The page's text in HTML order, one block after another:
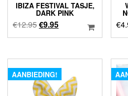
IBIZA FESTIVAL TASJE,
DARK PINK
€12.95Oorspronkelijke
prijs
€12.95.
€9.95Huidige
prijs
€9.95.
€
AANBIEDING!